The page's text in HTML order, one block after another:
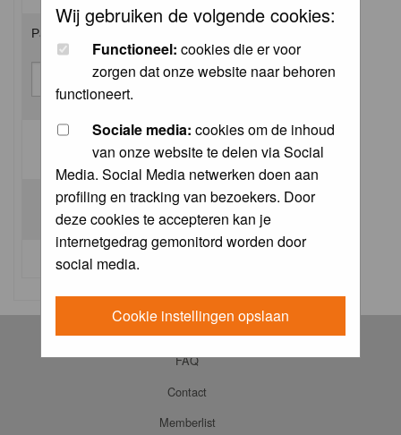
Wij gebruiken de volgende cookies:
Functioneel: cookies die er voor
zorgen dat onze website naar behoren
functioneert.
Sociale media: cookies om de inhoud
van onze website te delen via Social
Media. Social Media netwerken doen aan
profiling en tracking van bezoekers. Door
deze cookies te accepteren kan je
internetgedrag gemonitord worden door
social media.
Cookie instellingen opslaan
Password:
Log me on automatically each visit:
I forgot my password
FAQ
Contact
Memberlist